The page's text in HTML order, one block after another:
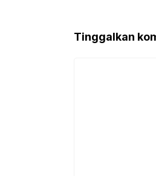
o
o
p
p
Tinggalkan